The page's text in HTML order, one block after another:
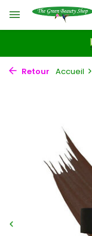
Retour Accueil